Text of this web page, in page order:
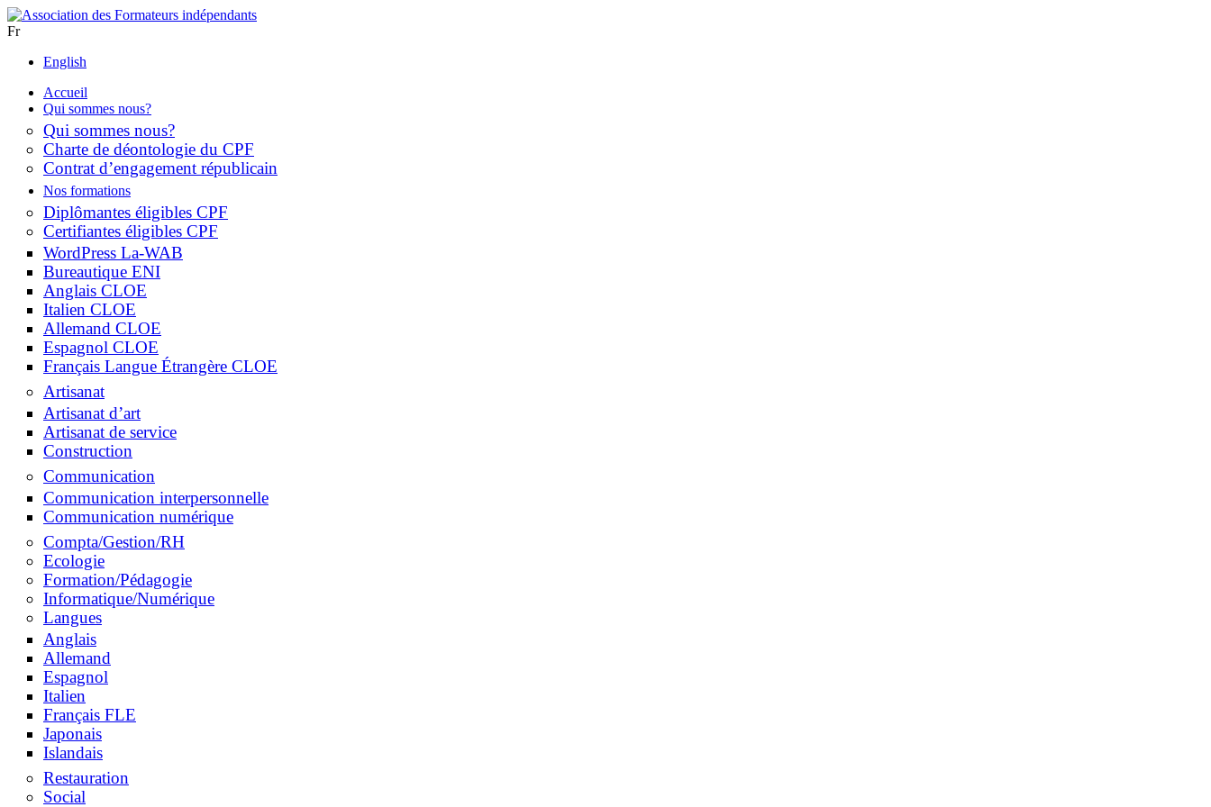
Fr
English
Accueil
Qui sommes nous?
Qui sommes nous?
Charte de déontologie du CPF
Contrat d’engagement républicain
Nos formations
Diplômantes éligibles CPF
Certifiantes éligibles CPF
WordPress La-WAB
Bureautique ENI
Anglais CLOE
Italien CLOE
Allemand CLOE
Espagnol CLOE
Français Langue Étrangère CLOE
Artisanat
Artisanat d’art
Artisanat de service
Construction
Communication
Communication interpersonnelle
Communication numérique
Compta/Gestion/RH
Ecologie
Formation/Pédagogie
Informatique/Numérique
Langues
Anglais
Allemand
Espagnol
Italien
Français FLE
Japonais
Islandais
Restauration
Social